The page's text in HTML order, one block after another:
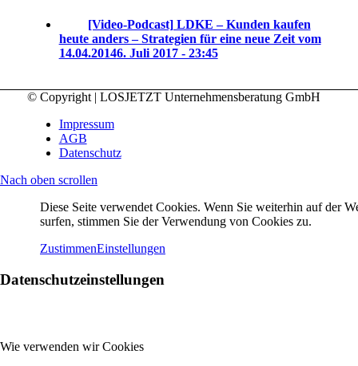
[Video-Podcast] LDKE – Kunden kaufen
heute anders – Strategien für eine neue Zeit vom
14.04.20146. Juli 2017 - 23:45
© Copyright | LOSJETZT Unternehmensberatung GmbH
Impressum
AGB
Datenschutz
Nach oben scrollen
Diese Seite verwendet Cookies. Wenn Sie weiterhin auf der
surfen, stimmen Sie der Verwendung von Cookies zu.
ZustimmenEinstellungen
Datenschutzeinstellungen
Wie verwenden wir Cookies